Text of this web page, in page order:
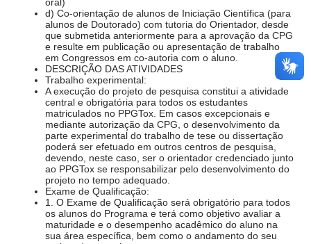
d) Co-orientação de alunos de Iniciação Científica (para
alunos de Doutorado) com tutoria do Orientador, desde
que submetida anteriormente para a aprovação da CPG
e resulte em publicação ou apresentação de trabalho
em Congressos em co-autoria com o aluno.
DESCRIÇÃO DAS ATIVIDADES
Trabalho experimental:
A execução do projeto de pesquisa constitui a atividade
central e obrigatória para todos os estudantes
matriculados no PPGTox. Em casos excepcionais e
mediante autorização da CPG, o desenvolvimento da
parte experimental do trabalho de tese ou dissertação
poderá ser efetuado em outros centros de pesquisa,
devendo, neste caso, ser o orientador credenciado junto
ao PPGTox se responsabilizar pelo desenvolvimento do
projeto no tempo adequado.
Exame de Qualificação:
1. O Exame de Qualificação será obrigatório para todos
os alunos do Programa e terá como objetivo avaliar a
maturidade e o desempenho acadêmico do aluno na
sua área específica, bem como o andamento do seu